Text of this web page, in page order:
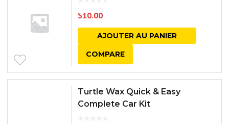
$10.00
AJOUTER AU PANIER
COMPARE
Turtle Wax Quick & Easy
Complete Car Kit